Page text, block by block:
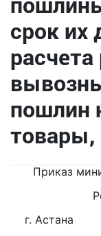
срок их
пошлин
Приказ
г. Астана